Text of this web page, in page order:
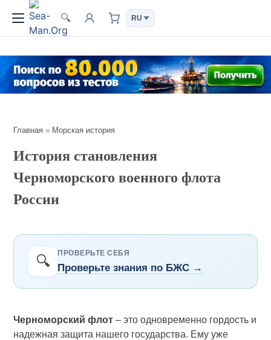
🔍
Главная » Морская история
История становления
Черноморского военного флота
России
🔍 ПРОВЕРЬТЕ СЕБЯ
Проверьте знания по БЖС →
Черноморский флот – это одновременно гордость и
надежная защита нашего государства. Ему уже